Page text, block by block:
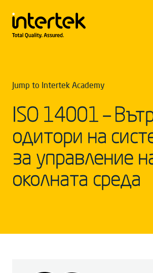
Jump to Intertek Academy
ISO 14001 –
одитори на
за управление
околната среда